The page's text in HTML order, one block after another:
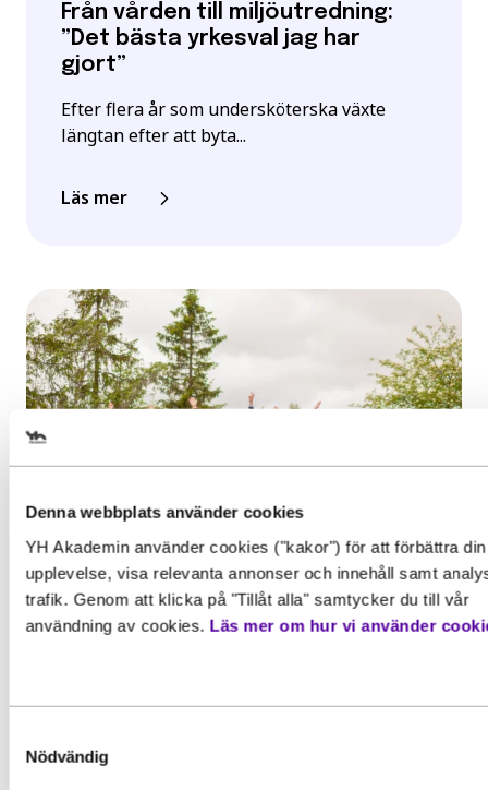
Denna webbplats använder cookies
YH Akademin använder cookies ("kakor") för att förbättra din
upplevelse, visa relevanta annonser och innehåll samt
trafik. Genom att klicka på "Tillåt alla" samtycker du till vår
användning av cookies. Läs mer om hur vi använder
Nödvändig
Från vården till miljöutredning:
”Det bästa yrkesval jag har
gjort”
Efter flera år som undersköterska växte
längtan efter att byta...
Läs mer
Inspiration, Nyhet
Examen i gruvmiljö för
Gör en intresseanmälan för att
mer information om den här
utbildningen
Förnamn*
Behörighet. Det här behöver du
kunna för att gå utbildningen
att du måste ha en gymnasieexamen eller
utbildningar kan också ha särskilda